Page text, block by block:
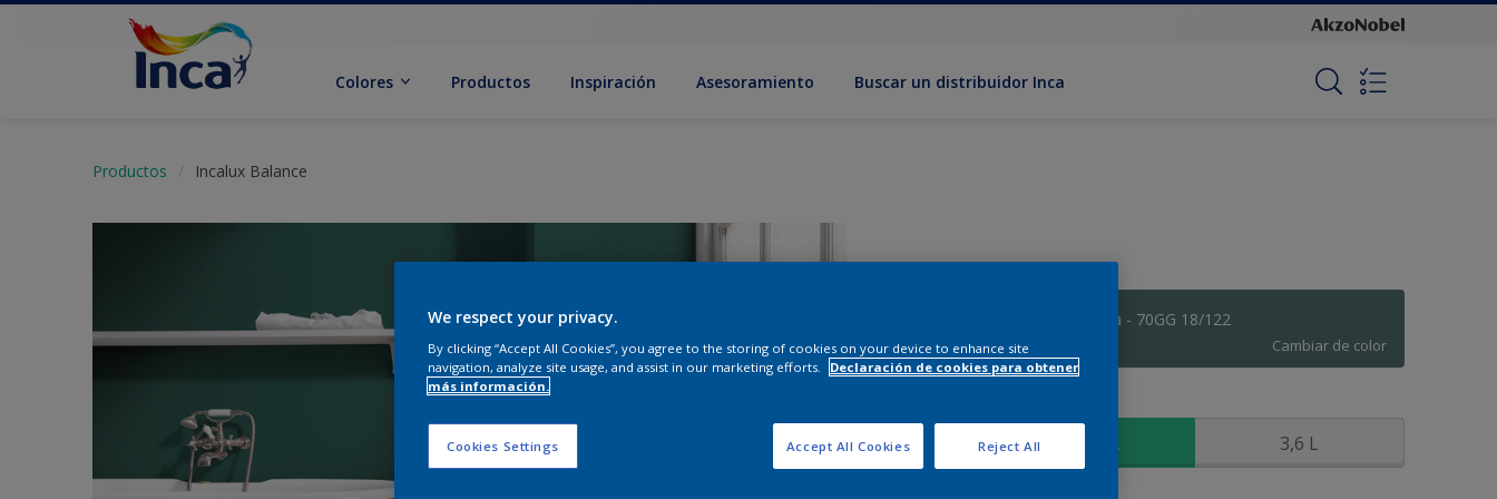
Colores Productos Inspiración Asesoramiento Buscar un distribuidor Inca
Productos Incalux Balance
Floresta Oculta - 70GG 18/122
Cambiar de color
900 ML 3,6 L
We respect your privacy.
By clicking “Accept All Cookies”, you agree to the storing of cookies on your device to enhance site
navigation, analyze site usage, and assist in our marketing efforts.
Declaración de cookies para obtener
más información.
Cookies Settings Reject All
Accept All Cookies